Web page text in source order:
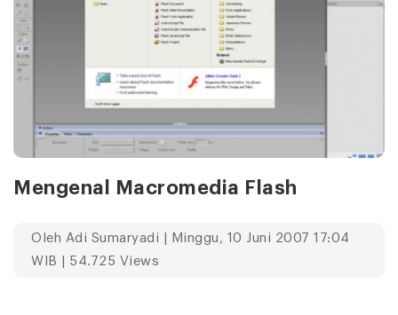
Mengenal Macromedia Flash
Oleh Adi Sumaryadi | Minggu, 10 Juni 2007 17:04
WIB | 54.725 Views